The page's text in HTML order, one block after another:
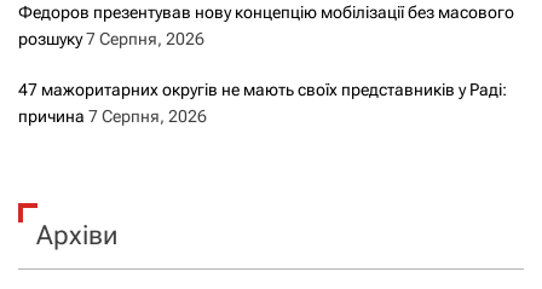
Федоров презентував нову концепцію мобілізації без масового
розшуку7 Серпня, 2026
47 мажоритарних округів не мають своїх представників у Раді:
причина 7 Серпня, 2026
Архіви